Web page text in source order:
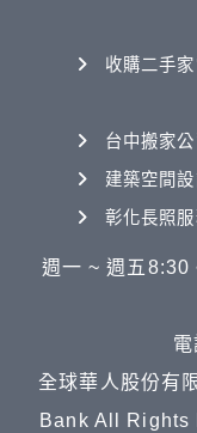
收購二手
台中搬家
建築空間
彰化長照
週一 ~ 週五8:30
全球華人股份有
Bank All Rights